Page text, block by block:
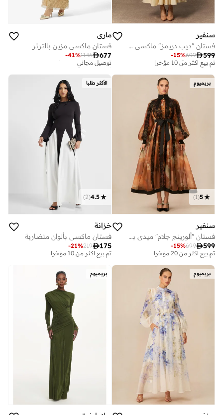
سنفير
فستان "ديب دريمز" ماكسي من الدانتيل المطرز باللون البيج بأكمام فانوس
599
699
-15%
توصيل مجاني
تم بيع أكثر من 10 مؤخرا
توصيل مجاني
تم بيع أكثر من 10 مؤخرا
ماري
فستان ماكسي مزين بالترتر
677
1146
-41%
أفضل سعر لهذا العام
توصيل مجاني
أفضل سعر لهذا العام
توصيل مجاني
بريميوم
5
(
1
)
سنفير
فستان "ألورينج جلام" ميدي بألواح من الدانتيل باللون البرتقالي
599
699
-15%
توصيل مجاني
تم بيع أكثر من 20 مؤخرا
توصيل مجاني
تم بيع أكثر من 20 مؤخرا
الأكثر طلبا
4.5
(
2
)
خزانة
فستان ماكسي بألوان متضاربة
175
219
-21%
توصيل مجاني
تم بيع أكثر من 10 مؤخرا
تم بيع أكثر من 10 مؤخرا
بريميوم بريميوم